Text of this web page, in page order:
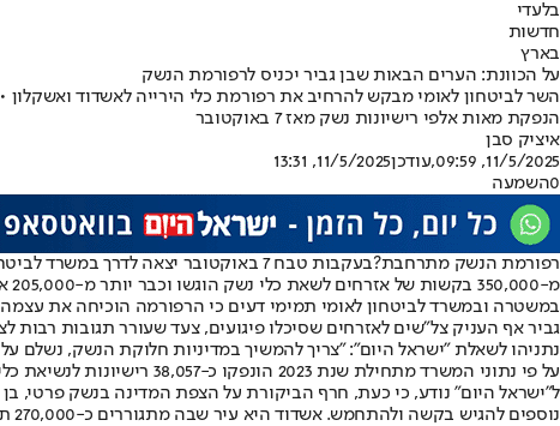
בלעדי
חדשות
בארץ
על הכוונת: הערים הבאות שבן גביר יכניס לרפורמת הנשק
הנפקת מאות אלפי רישיונות נשק מאז 7 באוקטובר
איציק סבן
11/5/2025, 09:59
,עודכן11/5/2025, 13:31
0השמעה
רפורמת הנשק מתרחבת?
בעקבות טבח 7 באוקטובר יצאה לדרך
מ-350,000 בקשות של אזרחים לשאת כלי נשק הוגשו וכבר יותר מ-205,000 אזרחים הוציאו רישיון לשאת נשק אישי.
במשטרה ובמשרד לביטחון לאומי תמימי דעים כי הרפורמה הוכיחה את עצמה
גביר אף העניק צל"שים לאזרחים שסיכלו פיגועים, צעד שעורר תגובות
נתניהו לשאלת "ישראל היום": "צריך להמשיך במדיניות חלוקת הנשק, נשלם
על פי נתוני המשרד מתחילת שנת 2023 הונפקו כ-38,057 רישיונות לנשיאת כלי ירייה פרטי לאזרחים כשבשנת 2022 ניתנו 12,897 רישיונות ובשנת 2021 ניתנו 10,064 רישיונות בלבד.
ל"ישראל היום" נודע, כי כעת, חרף הביקורת על הצפת המדינה בנשק פרטי,
נוספים להגיש בקשה ולהתחמש. אשדוד היא עיר שבה מתגוררים כ-270,000 תושבים ובאשקלון כ-140,000. מספר הזכאים עומד על כ-200,000.